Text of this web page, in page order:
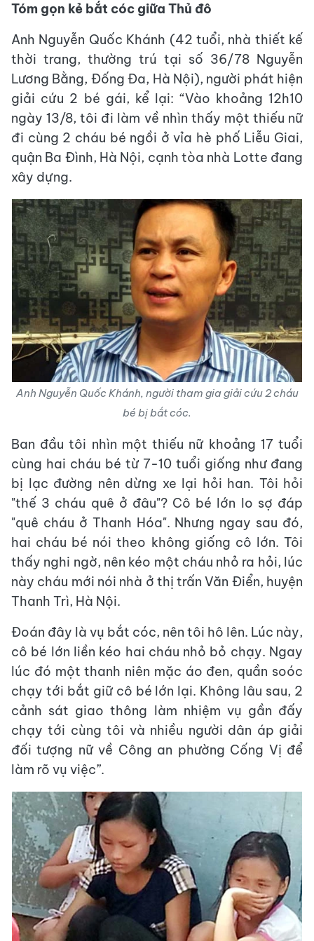
Tóm gọn kẻ bắt cóc giữa Thủ đô
Anh Nguyễn Quốc Khánh (42 tuổi, nhà thiết kế
thời trang, thường trú tại số 36/78 Nguyễn
Lương Bằng, Đống Đa, Hà Nội), người phát hiện
giải cứu 2 bé gái, kể lại: “Vào khoảng 12h10
ngày 13/8, tôi đi làm về nhìn thấy một thiếu nữ
đi cùng 2 cháu bé ngồi ở vỉa hè phố Liễu Giai,
quận Ba Đình, Hà Nội, cạnh tòa nhà Lotte đang
xây dựng.
Anh Nguyễn Quốc Khánh, người tham gia giải cứu 2 cháu
bé bị bắt cóc.
Ban đầu tôi nhìn một thiếu nữ khoảng 17 tuổi
cùng hai cháu bé từ 7-10 tuổi giống như đang
bị lạc đường nên dừng xe lại hỏi han. Tôi hỏi
"thế 3 cháu quê ở đâu"? Cô bé lớn lo sợ đáp
"quê cháu ở Thanh Hóa". Nhưng ngay sau đó,
hai cháu bé nói theo không giống cô lớn. Tôi
thấy nghi ngờ, nên kéo một cháu nhỏ ra hỏi, lúc
này cháu mới nói nhà ở thị trấn Văn Điển, huyện
Thanh Trì, Hà Nội.
Đoán đây là vụ bắt cóc, nên tôi hô lên. Lúc này,
cô bé lớn liền kéo hai cháu nhỏ bỏ chạy. Ngay
lúc đó một thanh niên mặc áo đen, quần soóc
chạy tới bắt giữ cô bé lớn lại. Không lâu sau, 2
cảnh sát giao thông làm nhiệm vụ gần đấy
chạy tới cùng tôi và nhiều người dân áp giải
đối tượng nữ về Công an phường Cống Vị để
làm rõ vụ việc”.